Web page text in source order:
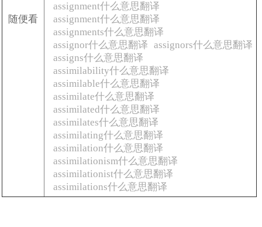
随便看
assignment什么意思翻译
assignment什么意思翻译
assignments什么意思翻译
assignor什么意思翻译 assignors什么意思翻译
assigns什么意思翻译
assimilability什么意思翻译
assimilable什么意思翻译
assimilate什么意思翻译
assimilated什么意思翻译
assimilates什么意思翻译
assimilating什么意思翻译
assimilation什么意思翻译
assimilationism什么意思翻译
assimilationist什么意思翻译
assimilations什么意思翻译